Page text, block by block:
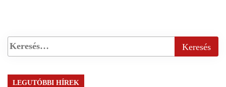
LEGUTÓBBI HÍREK